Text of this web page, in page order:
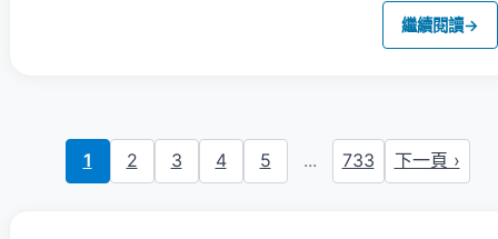
繼續閱讀→
1 2 3 4 5 ... 733 下一頁 ›